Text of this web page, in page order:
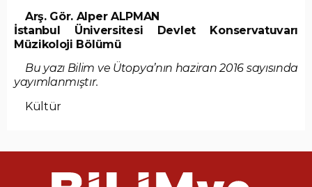
Arş. Gör. Alper ALPMAN
İstanbul Üniversitesi Devlet Konservatuvarı
Müzikoloji Bölümü
Bu yazı Bilim ve Ütopya’nın haziran 2016 sayısında
yayımlanmıştır.
Kültür